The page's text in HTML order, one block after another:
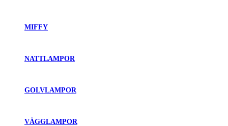
MIFFY
NATTLAMPOR
GOLVLAMPOR
VÄGGLAMPOR